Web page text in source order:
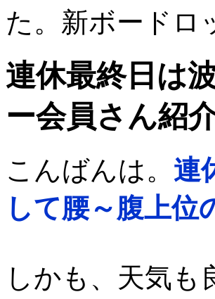
た。新ボードロ
連休最終日は
ー会員さん紹
こんばんは。 連
して腰～腹上位
しかも、天気も